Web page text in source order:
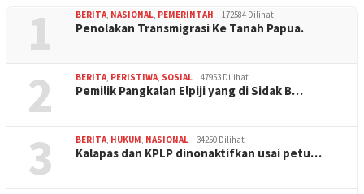
1 BERITA NASIONAL PEMERINTAH 172584 Dilihat
Penolakan Transmigrasi Ke Tanah Papua.
2 BERITA PERISTIWA SOSIAL 47953 Dilihat
Pemilik Pangkalan Elpiji yang di Sidak B…
3 BERITA HUKUM NASIONAL 34250 Dilihat
Kalapas dan KPLP dinonaktifkan usai petu…